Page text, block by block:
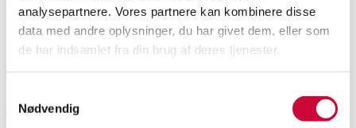
analysepartnere. Vores partnere kan kombinere disse
data med andre oplysninger, du har givet dem, eller som
de har indsamlet fra din brug af deres tjenester.
Nødvendig
Ugeauktion søndag
Transportpriser